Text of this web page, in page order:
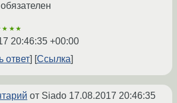
20:46:35 +00:00
ответ
Ссылка
от Siado 17.08.2017 20:46:35